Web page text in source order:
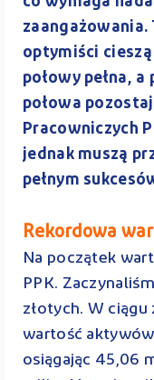
optymiści
połowy pełna,
połowa
Pracowniczych
jednak muszą
pełnym
Rekordowa
Na początek
PPK.
złotych. W
wartość
osiągając 45,06